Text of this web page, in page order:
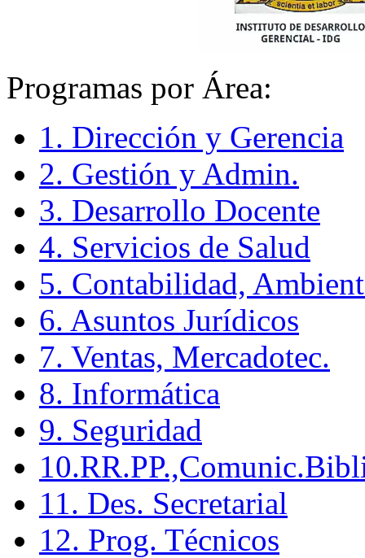
Programas por Área:
1. Dirección y Gerencia
2. Gestión y Admin.
3. Desarrollo Docente
4. Servicios de Salud
5. Contabilidad,
6. Asuntos Jurídicos
7. Ventas, Mercadotec.
8. Informática
9. Seguridad
11. Des. Secretarial
12. Prog. Técnicos